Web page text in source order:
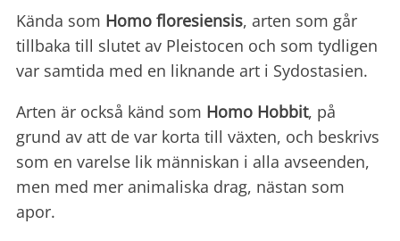
Kända som Homo floresiensis, arten som går
tillbaka till slutet av Pleistocen och som tydligen
var samtida med en liknande art i Sydostasien.
Arten är också känd som Homo Hobbit, på
grund av att de var korta till växten, och beskrivs
som en varelse lik människan i alla avseenden,
men med mer animaliska drag, nästan som
apor.